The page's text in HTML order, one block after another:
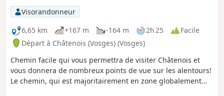
Visorandonneur
6,65 km
+167 m -164 m 2h 25
Facile
Départ à Châtenois (Vosges) (Vosges)
Chemin facile qui vous permettra de visiter Châtenois et
vous donnera de nombreux points de vue sur les alentours!
Le chemin, qui est majoritairement en zone globalement